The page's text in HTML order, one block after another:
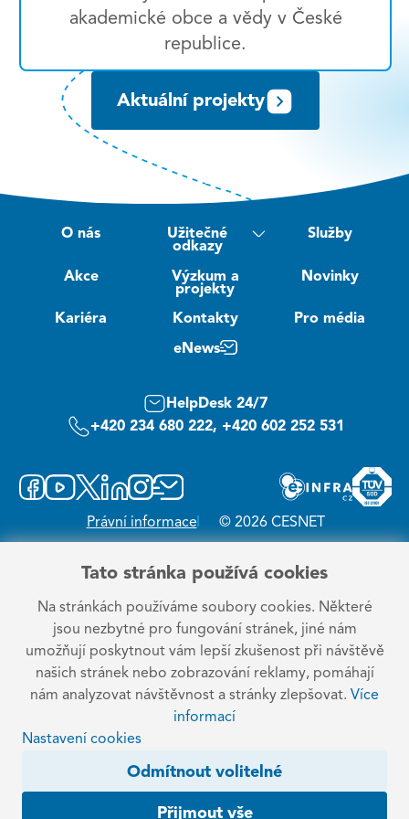
akademické obce a vědy v České
republice.
Aktuální projekty
O nás
Užitečné
odkazy
Služby
Akce
Výzkum a
projekty
Novinky
Kariéra Kontakty Pro média
eNews
HelpDesk 24/7
+420 234 680 222, +420 602 252 531
Právní informace © 2026 CESNET
Tato stránka používá cookies
Na stránkách používáme soubory cookies. Některé
jsou nezbytné pro fungování stránek, jiné nám
umožňují poskytnout vám lepší zkušenost při návštěvě
našich stránek nebo zobrazování reklamy, pomáhají
nám analyzovat návštěvnost a stránky zlepšovat. Více
informací
Nastavení cookies
Odmítnout volitelné
Přijmout vše